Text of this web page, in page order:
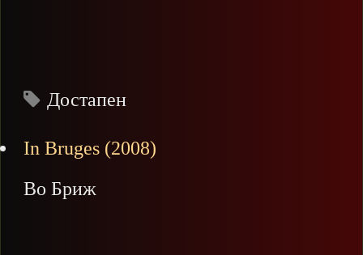
Достапен
In Bruges (2008)
Во Бриж